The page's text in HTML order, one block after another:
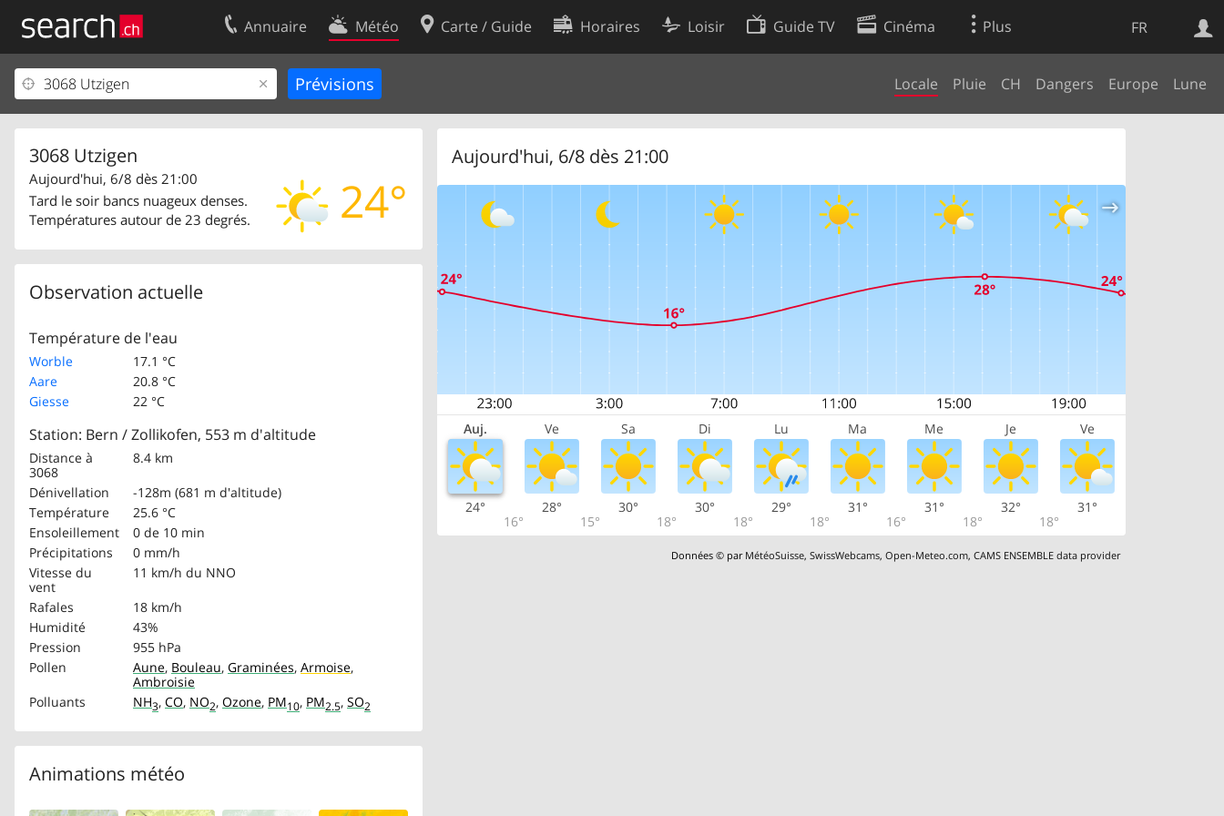
FR
Annuaire Météo Carte / Guide Horaires Loisir Guide TV Cinéma Plus
Locale Pluie CH Dangers Europe Lune
3068 Utzigen
24°
Aujourd'hui, 6/8 dès 21:00
Tard le soir bancs nuageux denses.
Températures autour de 23 degrés.
Observation actuelle
Température de l'eau
Worble
17.1 °C
Aare
20.8 °C
Giesse
22 °C
Station: Bern / Zollikofen, 553 m d'altitude
Distance à
3068
8.4 km
Dénivellation
-128m (681 m d'altitude)
Température
25.6 °C
Ensoleillement
0 de 10 min
Précipitations
0 mm/h
Vitesse du
vent
11 km/h du NNO
Rafales
18 km/h
Humidité
43%
Pression
955 hPa
Pollen
Aune, Bouleau, Graminées, Armoise,
Ambroisie
Polluants
NH3, CO, NO2, Ozone, PM10, PM2.5, SO2
Animations météo
Aujourd'hui, 6/8 dès 21:00
Auj. Ve Sa Di Lu Ma Me Je Ve
24°
16°
28°
15°
30°
18°
30°
18°
29°
18°
31°
16°
31°
18°
32°
18°
31°
Données © par MétéoSuisse,SwissWebcams,Open-Meteo.com,CAMS ENSEMBLE data provider
Web
Votre inscription
Centre clients
Contact
Conditions d’utilisation
Préférences de cookies